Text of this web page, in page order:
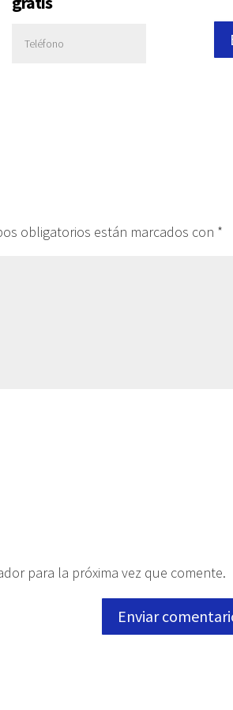
obligatorios están marcados con *
para la próxima vez que comente.